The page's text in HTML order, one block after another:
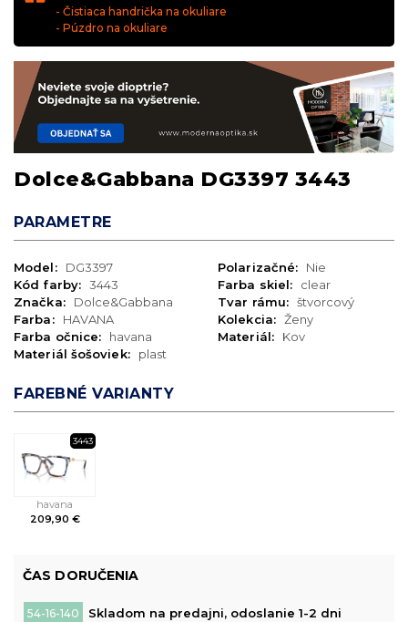
- Čistiaca handrička na okuliare
- Púzdro na okuliare
Dolce&Gabbana DG3397 3443
PARAMETRE
Model:
DG3397
Kód farby: 3443
Značka:
Dolce&Gabbana
Farba:
HAVANA
Farba očnice:
havana
Materiál šošoviek:
plast
Polarizačné:
Nie
Farba skiel:
clear
Tvar rámu: štvorcový
Kolekcia: Ženy
Materiál:
Kov
FAREBNÉ VARIANTY
3443
havana
209,90 €
ČAS DORUČENIA
54-16-140 Skladom na predajni, odoslanie 1-2 dni